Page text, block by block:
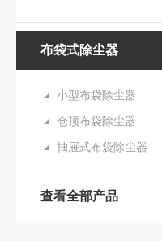
布袋式除尘器
小型布袋除尘器
仓顶布袋除尘器
抽屉式布袋除尘器
查看全部产品